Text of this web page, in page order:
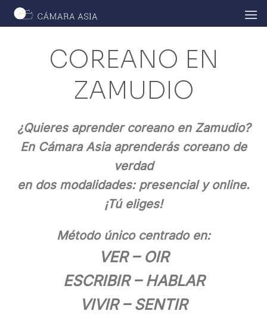
Skip
COREANO EN
ZAMUDIO
¿Quieres aprender coreano en Zamudio?
En Cámara Asia aprenderás coreano de
verdad
en dos modalidades: presencial y online.
¡Tú eliges!
Método único centrado en:
VER – OIR
ESCRIBIR – HABLAR
VIVIR – SENTIR